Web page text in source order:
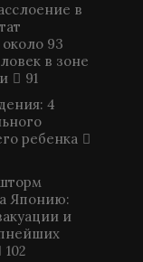
в
93
в зоне
91
4
ребенка
Японию:
и
102